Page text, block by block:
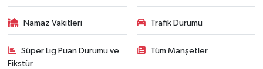
Namaz Vakitleri Trafik Durumu
Süper Lig Puan Durumu ve
Fikstür
Tüm Manşetler